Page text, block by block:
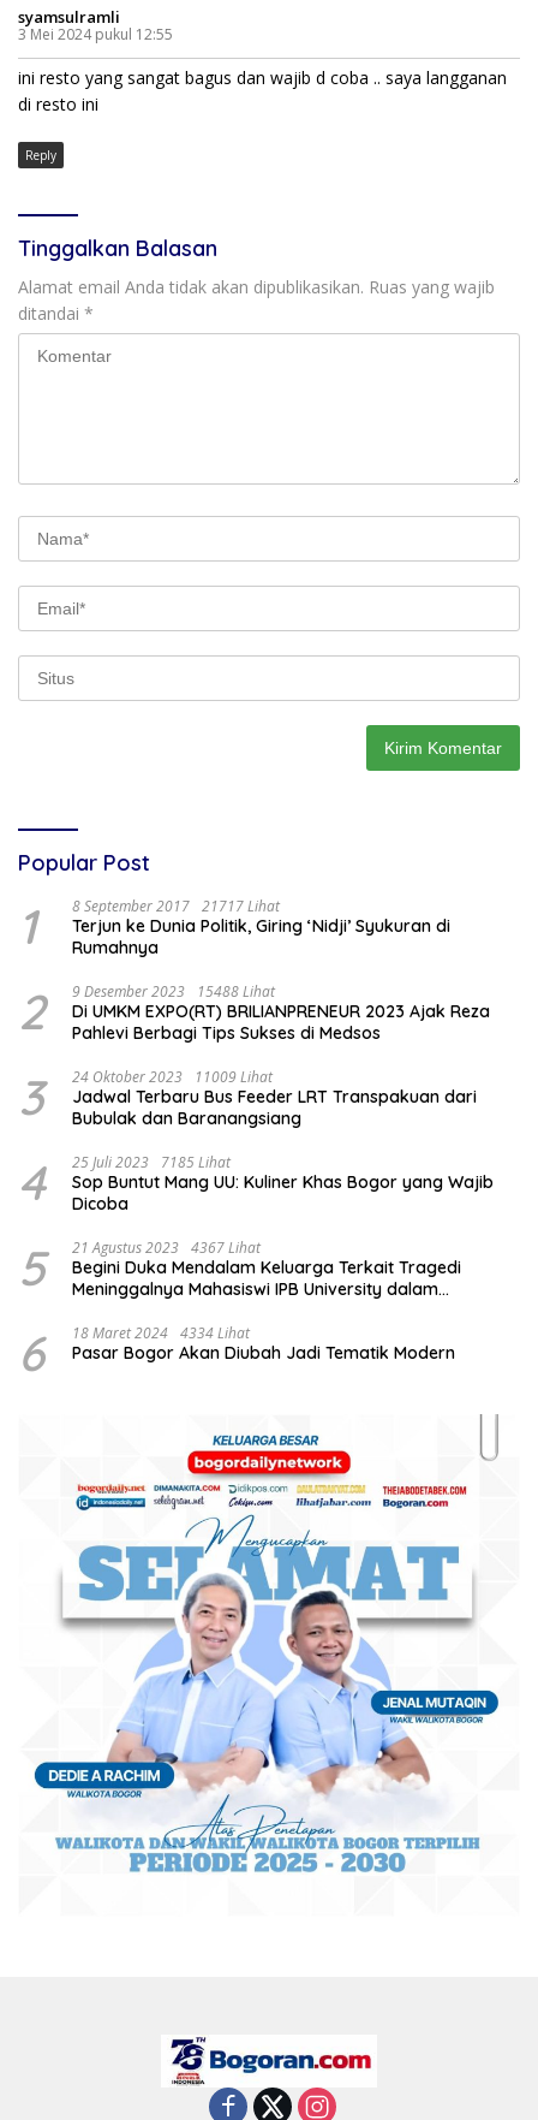
syamsulramli
3 Mei 2024 pukul 12:55
ini resto yang sangat bagus dan wajib d coba .. saya langganan
di resto ini
Reply
Tinggalkan Balasan
Alamat email Anda tidak akan dipublikasikan. Ruas yang wajib
ditandai *
Popular Post
1 8 September 2017 21717 Lihat
Terjun ke Dunia Politik, Giring ‘Nidji’ Syukuran di
Rumahnya
2 9 Desember 2023 15488 Lihat
Di UMKM EXPO(RT) BRILIANPRENEUR 2023 Ajak Reza
Pahlevi Berbagi Tips Sukses di Medsos
3 24 Oktober 2023 11009 Lihat
Jadwal Terbaru Bus Feeder LRT Transpakuan dari
Bubulak dan Baranangsiang
4 25 Juli 2023 7185 Lihat
Sop Buntut Mang UU: Kuliner Khas Bogor yang Wajib
Dicoba
5 21 Agustus 2023 4367 Lihat
Begini Duka Mendalam Keluarga Terkait Tragedi
Meninggalnya Mahasiswi IPB University dalam
6 18 Maret 2024 4334 Lihat
Pasar Bogor Akan Diubah Jadi Tematik Modern